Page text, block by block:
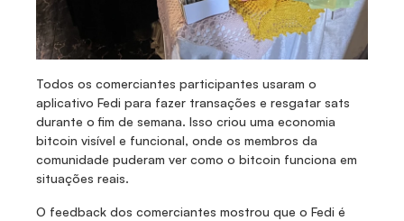
Todos os comerciantes participantes usaram o
aplicativo Fedi para fazer transações e resgatar sats
durante o fim de semana. Isso criou uma economia
bitcoin visível e funcional, onde os membros da
comunidade puderam ver como o bitcoin funciona em
situações reais.
O feedback dos comerciantes mostrou que o Fedi é